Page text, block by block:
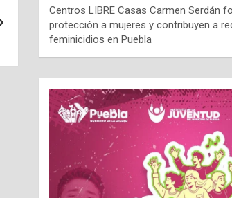
Centros LIBRE Casas Carmen Serdán
protección a mujeres y contribuyen a
feminicidios en Puebla